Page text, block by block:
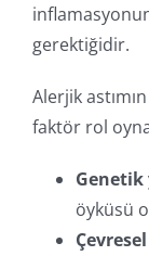
gerektiğidir.
Alerjik
faktör rol
Genetik
öyküsü